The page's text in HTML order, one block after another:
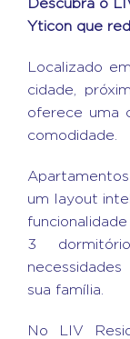
Descubra o
Yticon que
Localizado
cidade,
oferece uma
comodidade.
Apartamentos
um layout
3
sua família.
No LIV